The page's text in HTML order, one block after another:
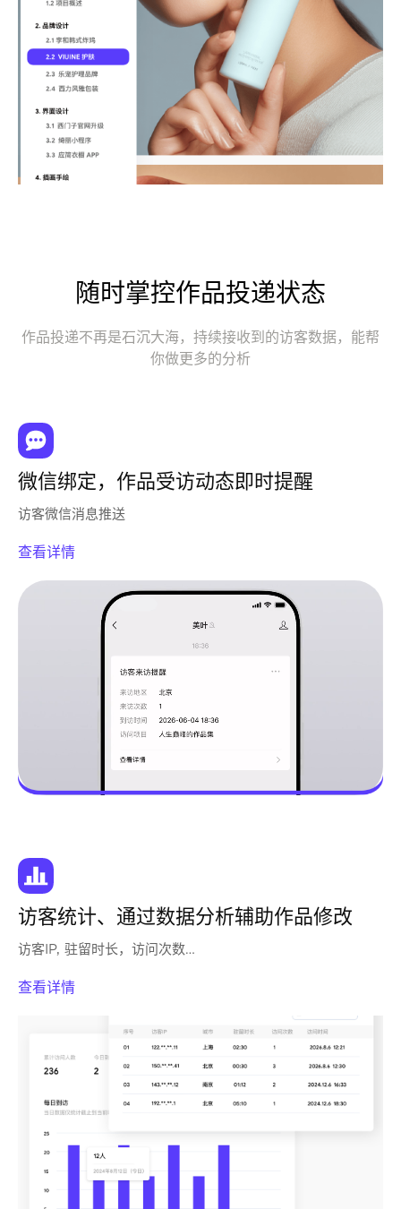
随时掌控作品投递状态
作品投递不再是石沉大海，持续接收到的访客数据，能帮
你做更多的分析
微信绑定，作品受访动态即时提醒
访客微信消息推送
查看详情
访客统计、通过数据分析辅助作品修改
访客IP, 驻留时长，访问次数…
查看详情